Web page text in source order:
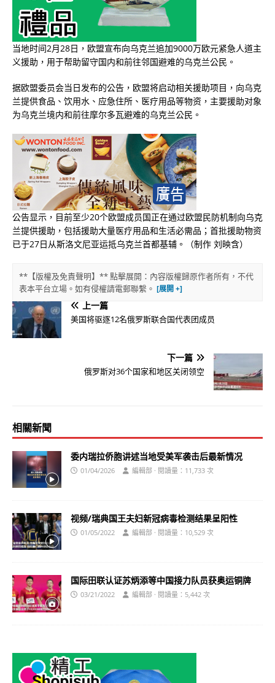
当地时间2月28日，欧盟宣布向乌克兰追加9000万欧元紧急人道主
义援助，用于帮助留守国内和前往邻国避难的乌克兰公民。
据欧盟委员会当日发布的公告，欧盟将启动相关援助项目，向乌克
兰提供食品、饮用水、应急住所、医疗用品等物资，主要援助对象
为乌克兰境内和前往摩尔多瓦避难的乌克兰公民。
公告显示，目前至少20个欧盟成员国正在通过欧盟民防机制向乌克
兰提供援助，包括援助大量医疗用品和生活必需品；首批援助物资
已于27日从斯洛文尼亚运抵乌克兰首都基辅。（制作 刘映含）
**【版權及免責聲明】** 點擊展開：內容版權歸原作者所有，不代
表本平台立場。如有侵權請電郵聯繫。
上一篇
美国将驱逐12名俄罗斯联合国代表团成员
下一篇
俄罗斯对36个国家和地区关闭领空
相關新聞
委内瑞拉侨胞讲述当地受美军袭击后最新情况
01/04/2026 編輯部 · 閱讀量：11,733 次
视频/瑞典国王夫妇新冠病毒检测结果呈阳性
01/05/2022 編輯部 · 閱讀量：10,529 次
国际田联认证苏炳添等中国接力队员获奥运铜牌
03/21/2022 編輯部 · 閱讀量：5,442 次